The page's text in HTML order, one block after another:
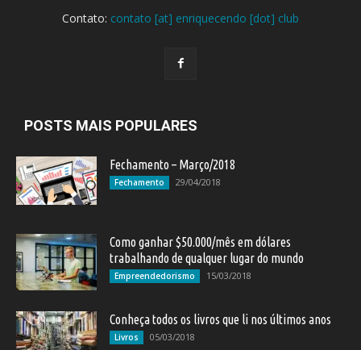
Contato: contato [at] enriquecendo [dot] club
POSTS MAIS POPULARES
Fechamento – Março/2018
Fechamento 29/04/2018
Como ganhar $50.000/mês em dólares
trabalhando de qualquer lugar do mundo
Empreendedorismo 15/03/2018
Conheça todos os livros que li nos últimos anos
Livros 05/03/2018